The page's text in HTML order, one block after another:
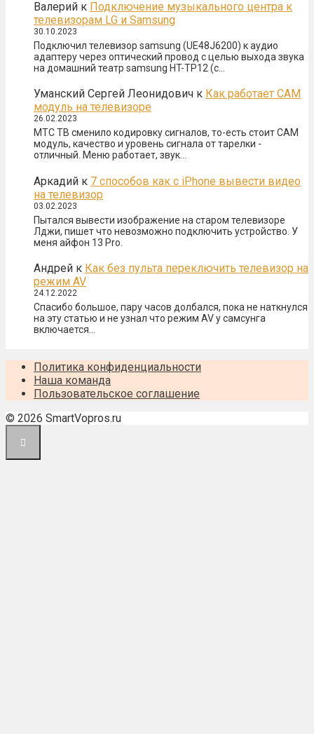
Валерий к Подключение музыкального центра к
телевизорам LG и Samsung
30.10.2023
Подключил телевизор samsung (UE48J6200) к аудио
адаптеру через оптический провод с целью выхода звука
на домашний театр samsung HT-TP12 (с…
Уманский Сергей Леонидович к Как работает CAM
модуль на телевизоре
26.02.2023
МТС ТВ сменило кодировку сигналов, то-есть стоит САМ
модуль, качество и уровень сигнала от тарелки -
отличный. Меню работает, звук…
Аркадий к 7 способов как с iPhone вывести видео
на телевизор
03.02.2023
Пытался вывести изображение на старом телевизоре
Лджи, пишет что невозможно подключить устройство. У
меня айфон 13 Pro.
Андрей к Как без пульта переключить телевизор на
режим AV
24.12.2022
Спасибо большое, пару часов долбался, пока не наткнулся
на эту статью и не узнал что режим AV у самсунга
включается…
Политика конфиденциальности
Наша команда
Пользовательское соглашение
© 2026 SmartVopros.ru